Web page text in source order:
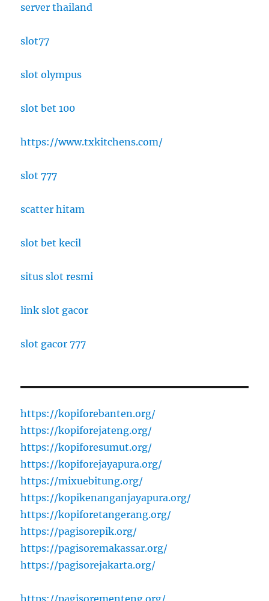
server thailand
slot77
slot olympus
slot bet 100
https://www.txkitchens.com/
slot 777
scatter hitam
slot bet kecil
situs slot resmi
link slot gacor
slot gacor 777
https://kopiforebanten.org/
https://kopiforejateng.org/
https://kopiforesumut.org/
https://kopiforejayapura.org/
https://mixuebitung.org/
https://kopikenanganjayapura.org/
https://kopiforetangerang.org/
https://pagisorepik.org/
https://pagisoremakassar.org/
https://pagisorejakarta.org/